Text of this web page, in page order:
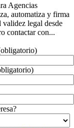
Agencias
automatiza y firma
validez legal desde
contactar con...